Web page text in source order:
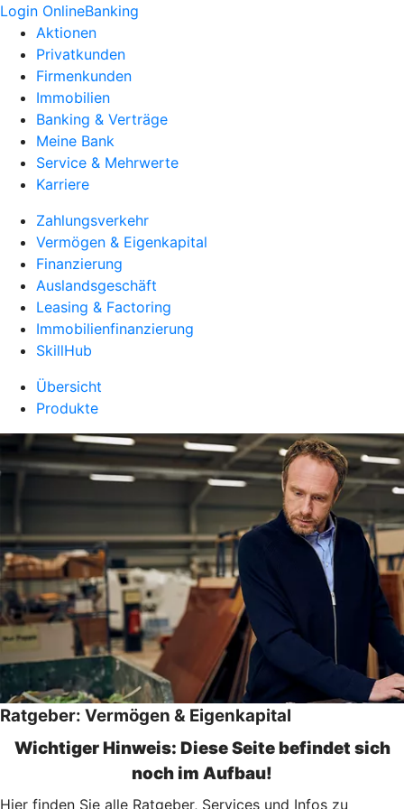
Login OnlineBanking
Aktionen
Privatkunden
Firmenkunden
Immobilien
Banking & Verträge
Meine Bank
Service & Mehrwerte
Karriere
Zahlungsverkehr
Vermögen & Eigenkapital
Finanzierung
Auslandsgeschäft
Leasing & Factoring
Immobilienfinanzierung
SkillHub
Übersicht
Produkte
Ratgeber: Vermögen & Eigenkapital
Wichtiger Hinweis: Diese Seite befindet sich
noch im Aufbau!
Hier finden Sie alle Ratgeber, Services und Infos zu